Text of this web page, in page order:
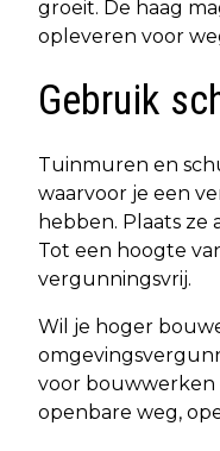
groeit. De haag
opleveren voor
Gebruik
Tuinmuren en
waarvoor je een
hebben. Plaats ze
Tot een hoogte
vergunningsvrij.
Wil je hoger
voor bouwwerken
openbare weg,